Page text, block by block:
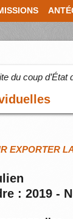
du coup d’État
EXPORTER
: 2019 -